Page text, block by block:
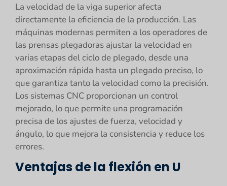
La velocidad de la viga superior afecta
directamente la eficiencia de la producción. Las
máquinas modernas permiten a los operadores de
las prensas plegadoras ajustar la velocidad en
varias etapas del ciclo de plegado, desde una
aproximación rápida hasta un plegado preciso, lo
que garantiza tanto la velocidad como la precisión.
Los sistemas CNC proporcionan un control
mejorado, lo que permite una programación
precisa de los ajustes de fuerza, velocidad y
ángulo, lo que mejora la consistencia y reduce los
errores.
Ventajas de la flexión en U